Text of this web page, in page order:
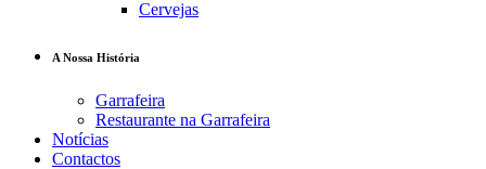
Cervejas
A Nossa História
Garrafeira
Restaurante na Garrafeira
Notícias
Contactos